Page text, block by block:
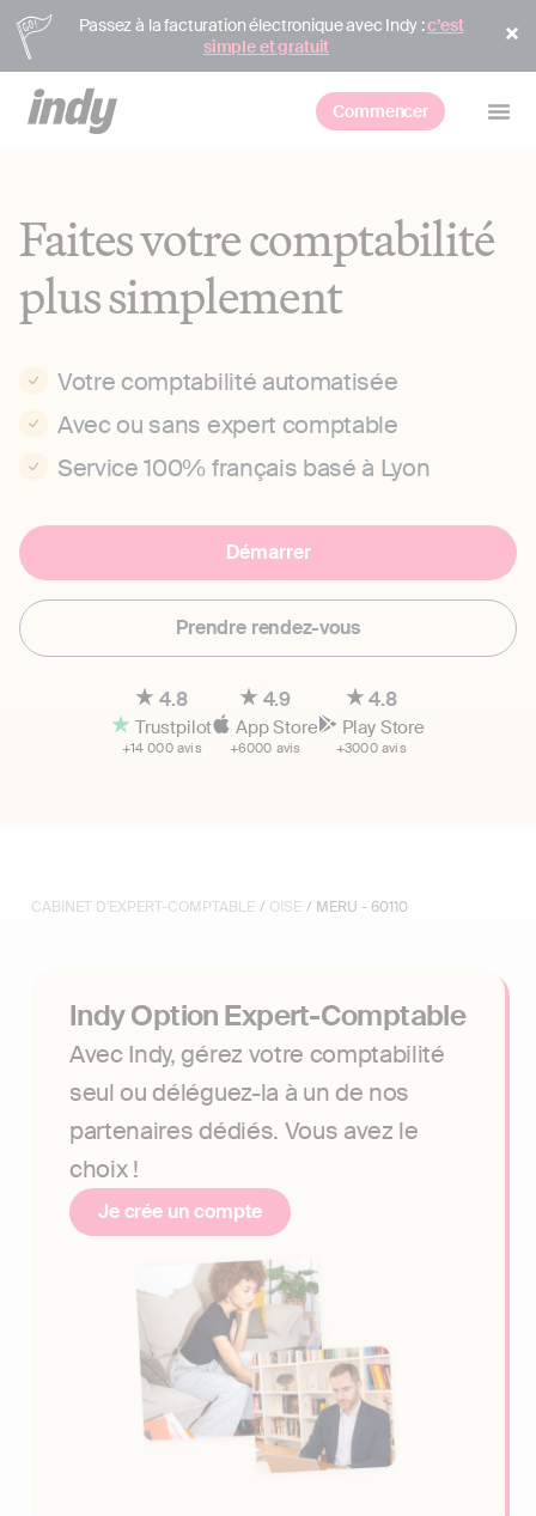
Passez à la facturation électronique avec Indy :c’est
simple et gratuit
Commencer
Faites votre comptabilité
plus simplement
Votre comptabilité automatisée
Avec ou sans expert comptable
Service 100% français basé à Lyon
Démarrer
Prendre rendez-vous
4.8
Trustpilot
+14 000 avis
4.9
App Store
+6000 avis
4.8
Play Store
+3000 avis
CABINET D'EXPERT-COMPTABLE / OISE / MERU - 60110
Indy Option Expert-Comptable
Avec Indy, gérez votre comptabilité
seul ou déléguez-la à un de nos
partenaires dédiés. Vous avez le
choix !
Je crée un compte